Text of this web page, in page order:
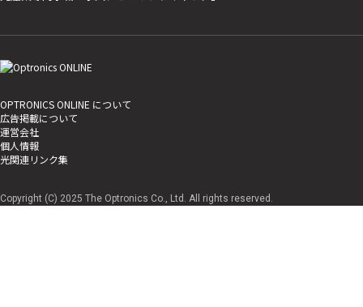
OPTRONICS ONLINE について
広告掲載について
運営会社
個人情報
光関連リンク集
Copyright (C) 2025 The Optronics Co., Ltd. All rights reserved.